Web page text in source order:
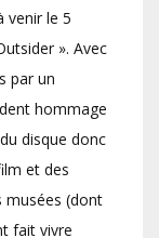
venir le 5
». Avec
par un
hommage
disque donc
et des
musées (dont
fait vivre